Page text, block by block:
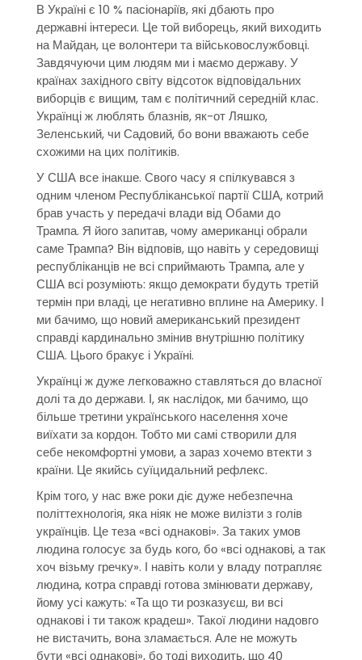
В Україні є 10 % пасіонаріїв, які дбають про
державні інтереси. Це той виборець, який виходить
на Майдан, це волонтери та військовослужбовці.
Завдячуючи цим людям ми і маємо державу. У
країнах західного світу відсоток відповідальних
виборців є вищим, там є політичний середній клас.
Українці ж люблять блазнів, як-от Ляшко,
Зеленський, чи Садовий, бо вони вважають себе
схожими на цих політиків.
У США все інакше. Свого часу я спілкувався з
одним членом Республіканської партії США, котрий
брав участь у передачі влади від Обами до
Трампа. Я його запитав, чому американці обрали
саме Трампа? Він відповів, що навіть у середовищі
республіканців не всі сприймають Трампа, але у
США всі розуміють: якщо демократи будуть третій
термін при владі, це негативно вплине на Америку. І
ми бачимо, що новий американський президент
справді кардинально змінив внутрішню політику
США. Цього бракує і Україні.
Українці ж дуже легковажно ставляться до власної
долі та до держави. І, як наслідок, ми бачимо, що
більше третини українського населення хоче
виїхати за кордон. Тобто ми самі створили для
себе некомфортні умови, а зараз хочемо втекти з
країни. Це якийсь суїцидальний рефлекс.
Крім того, у нас вже роки діє дуже небезпечна
політтехнологія, яка ніяк не може вилізти з голів
українців. Це теза «всі однакові». За таких умов
людина голосує за будь кого, бо «всі однакові, а так
хоч візьму гречку». І навіть коли у владу потрапляє
людина, котра справді готова змінювати державу,
йому усі кажуть: «Та що ти розказуєш, ви всі
однакові і ти також крадеш». Такої людини надовго
не вистачить, вона зламається. Але не можуть
бути «всі однакові», бо тоді виходить, що 40